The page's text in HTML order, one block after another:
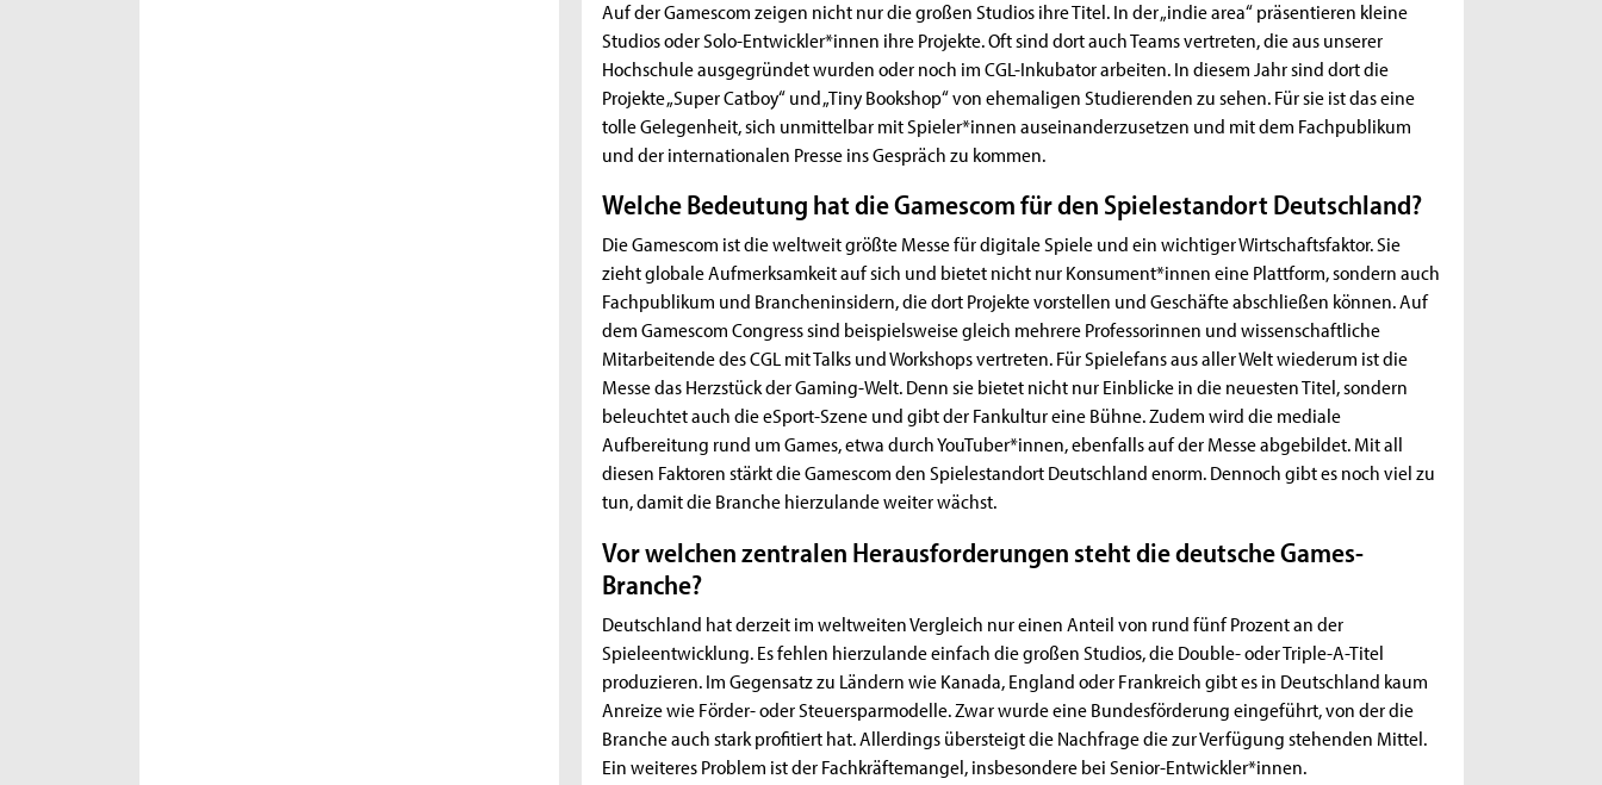
Auf der Gamescom zeigen nicht nur die großen Studios ihre Titel. In der „indie area“ präsentieren kleine
Studios oder Solo-Entwickler*innen ihre Projekte. Oft sind dort auch Teams vertreten, die aus unserer
Hochschule ausgegründet wurden oder noch im CGL-Inkubator arbeiten. In diesem Jahr sind dort die
Projekte „Super Catboy“ und „Tiny Bookshop“ von ehemaligen Studierenden zu sehen. Für sie ist das eine
tolle Gelegenheit, sich unmittelbar mit Spieler*innen auseinanderzusetzen und mit dem Fachpublikum
und der internationalen Presse ins Gespräch zu kommen.
Welche Bedeutung hat die Gamescom für den Spielestandort Deutschland?
Die Gamescom ist die weltweit größte Messe für digitale Spiele und ein wichtiger Wirtschaftsfaktor. Sie
zieht globale Aufmerksamkeit auf sich und bietet nicht nur Konsument*innen eine Plattform, sondern auch
Fachpublikum und Brancheninsidern, die dort Projekte vorstellen und Geschäfte abschließen können. Auf
dem Gamescom Congress sind beispielsweise gleich mehrere Professorinnen und wissenschaftliche
Mitarbeitende des CGL mit Talks und Workshops vertreten. Für Spielefans aus aller Welt wiederum ist die
Messe das Herzstück der Gaming-Welt. Denn sie bietet nicht nur Einblicke in die neuesten Titel, sondern
beleuchtet auch die eSport-Szene und gibt der Fankultur eine Bühne. Zudem wird die mediale
Aufbereitung rund um Games, etwa durch YouTuber*innen, ebenfalls auf der Messe abgebildet. Mit all
diesen Faktoren stärkt die Gamescom den Spielestandort Deutschland enorm. Dennoch gibt es noch viel zu
tun, damit die Branche hierzulande weiter wächst.
Vor welchen zentralen Herausforderungen steht die deutsche Games-
Branche?
Deutschland hat derzeit im weltweiten Vergleich nur einen Anteil von rund fünf Prozent an der
Spieleentwicklung. Es fehlen hierzulande einfach die großen Studios, die Double- oder Triple-A-Titel
produzieren. Im Gegensatz zu Ländern wie Kanada, England oder Frankreich gibt es in Deutschland kaum
Anreize wie Förder- oder Steuersparmodelle. Zwar wurde eine Bundesförderung eingeführt, von der die
Branche auch stark profitiert hat. Allerdings übersteigt die Nachfrage die zur Verfügung stehenden Mittel.
Ein weiteres Problem ist der Fachkräftemangel, insbesondere bei Senior-Entwickler*innen.